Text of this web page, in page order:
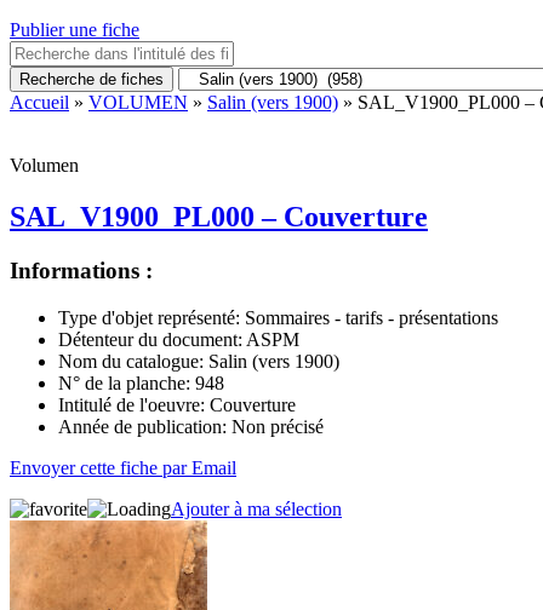
Publier une fiche
Recherche de fiches
Accueil » VOLUMEN » Salin (vers 1900) » SAL_V1900_PL000 –
Volumen
SAL_V1900_PL000 – Couverture
Informations :
Type d'objet représenté: Sommaires - tarifs - présentations
Détenteur du document: ASPM
Nom du catalogue: Salin (vers 1900)
N° de la planche: 948
Intitulé de l'oeuvre: Couverture
Année de publication: Non précisé
Envoyer cette fiche par Email
Ajouter à ma sélection